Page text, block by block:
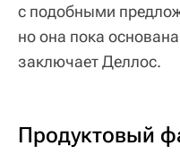
с подобными
но она пока
заключает Деллос.
Продуктовый